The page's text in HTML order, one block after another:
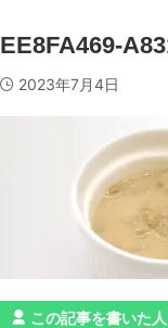
EE8FA469-
2023年7月4日
この記事を書いた人